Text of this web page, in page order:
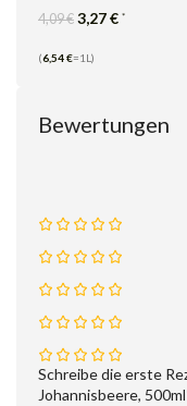
4,09€ 3,27€ *
(6,54€=1L)
Bewertungen
Schreibe die erste
Johannisbeere,